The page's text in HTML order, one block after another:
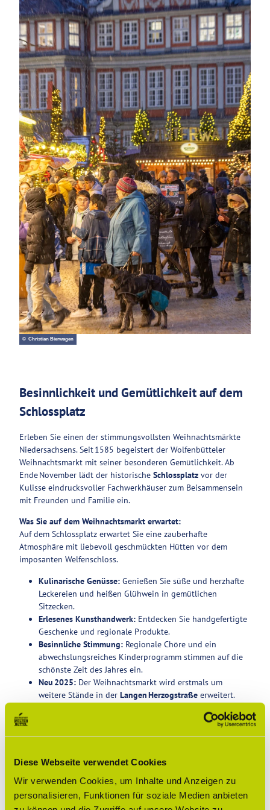
Diese Webseite verwendet Cookies
Wir verwenden Cookies, um Inhalte und Anzeigen zu
personalisieren, Funktionen für soziale Medien anbieten
Service
© Christian Bierwagen | CC-BY-SA
© Christian Bierwagen
Besinnlichkeit und Gemütlichkeit auf dem
Schlossplatz
Erleben Sie einen der stimmungsvollsten Weihnachtsmärkte
Niedersachsens. Seit 1585 begeistert der Wolfenbütteler
Weihnachtsmarkt mit seiner besonderen Gemütlichkeit. Ab
Ende November lädt der historische Schlossplatz vor der
Kulisse eindrucksvoller Fachwerkhäuser zum Beisammensein
mit Freunden und Familie ein.
Was Sie auf dem Weihnachtsmarkt erwartet:
Auf dem Schlossplatz erwartet Sie eine zauberhafte
Atmosphäre mit liebevoll geschmückten Hütten vor dem
imposanten Welfenschloss.
Kulinarische Genüsse: Genießen Sie süße und herzhafte
Leckereien und heißen Glühwein in gemütlichen
Sitzecken.
Erlesenes Kunsthandwerk: Entdecken Sie handgefertigte
Geschenke und regionale Produkte.
Besinnliche Stimmung: Regionale Chöre und ein
abwechslungsreiches Kinderprogramm stimmen auf die
schönste Zeit des Jahres ein.
Neu 2025: Der Weihnachtsmarkt wird erstmals um
weitere Stände in der Langen Herzogstraße erweitert.
Noch mehr Adventszauber: Kunsthandwerkermarkt in der
Kommisse
Kunsthandwerk und individuellen Geschenkideen zum
Stöbern ein. Auch derAdventshofim Innenhof öffnet seine
Pforten und bietet ein stimmungsvolles Erlebnis mitten in der
Altstadt.